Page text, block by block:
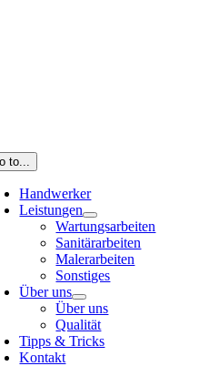
to...
Handwerker
Leistungen
Wartungsarbeiten
Sanitärarbeiten
Malerarbeiten
Sonstiges
Über uns
Über uns
Qualität
Tipps & Tricks
Kontakt